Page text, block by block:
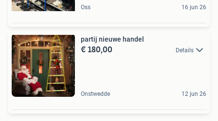
Oss 16 jun 26
partij nieuwe handel
€ 180,00 Details
Onstwedde 12 jun 26